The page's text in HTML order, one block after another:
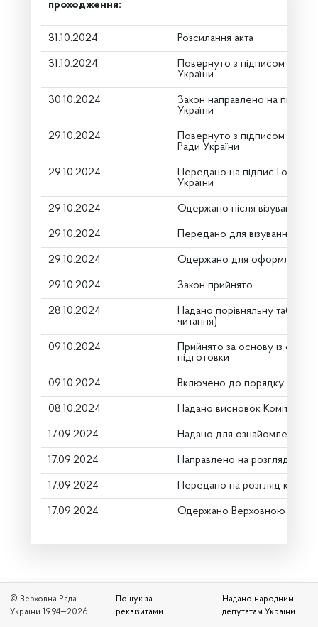
проходження:
31.10.2024 Розсилання акта
31.10.2024
Повернуто з підписом від
України
30.10.2024
Закон направлено на підпис
України
29.10.2024
Повернуто з підписом
Ради України
29.10.2024
Передано на підпис Голові
України
29.10.2024 Одержано після візування
29.10.2024 Передано для візування в
29.10.2024 Одержано для оформлення
29.10.2024 Закон прийнято
28.10.2024
Надано порівняльну
читання)
09.10.2024
Прийнято за основу із
підготовки
09.10.2024 Включено до порядку
08.10.2024 Надано висновок Комітету
17.09.2024 Надано для ознайомлення
17.09.2024 Направлено на розгляд
17.09.2024 Передано на розгляд
17.09.2024 Одержано Верховною Радою
© Верховна Рада
України 1994—2026
Пошук за
реквізитами
Надано народним
депутатам України